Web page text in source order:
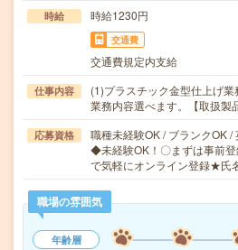
時給 時給1230円
交通費
交通費規定内支給
仕事内容
(1)プラスチック金型仕上げ
業務内容選べます。【取扱
応募資格
職種未経験OK / ブランクOK /
◆未経験OK！〇まずは事前
で気軽にオンライン登録★氏
職場の雰囲気
年齢層